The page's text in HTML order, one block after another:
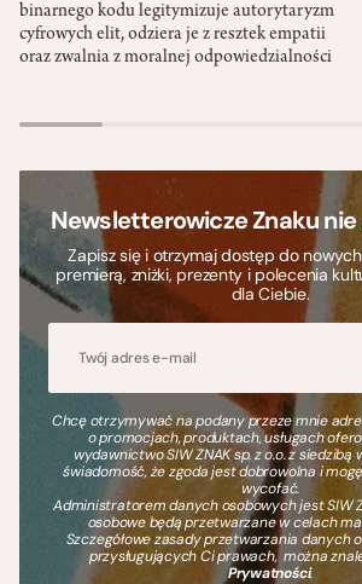
binarnego kodu legitymizuje autorytaryzm
cyfrowych elit, odziera je z resztek empatii
oraz zwalnia z moralnej odpowiedzialności
Newsletterowicze Znaku nie
Zapisz się i otrzymaj dostęp do
premierą, zniżki, prezenty i polecenia
dla Ciebie.
Chcę otrzymywać na podany przeze mnie
o promocjach, produktach, usługach
wydawnictwo SIW ZNAK sp. z o.o. z siedzibą
świadomość, że zgoda jest dobrowolna i
wycofać.
Administratorem danych osobowych jest SIW
osobowe będą przetwarzane w celach
Szczegółowe zasady przetwarzania danych
przysługujących Ci prawach, można
Prywatności.